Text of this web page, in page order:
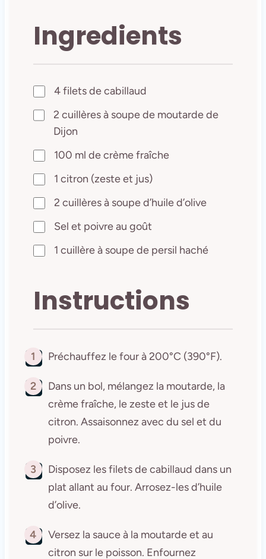
Ingredients
4 filets de cabillaud
2 cuillères à soupe de moutarde de
Dijon
100 ml de crème fraîche
1 citron (zeste et jus)
2 cuillères à soupe d’huile d’olive
Sel et poivre au goût
1 cuillère à soupe de persil haché
Instructions
1 Préchauffez le four à 200°C (390°F).
2
Dans un bol, mélangez la moutarde, la
crème fraîche, le zeste et le jus de
citron. Assaisonnez avec du sel et du
poivre.
3
Disposez les filets de cabillaud dans un
plat allant au four. Arrosez-les d’huile
d’olive.
4
Versez la sauce à la moutarde et au
citron sur le poisson. Enfournez